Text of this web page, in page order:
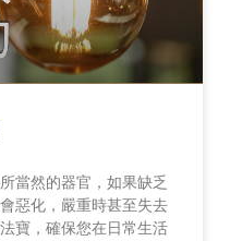
當然的器官，如果缺乏
惡化，嚴重時甚至失去
寶，確保您在日常生活